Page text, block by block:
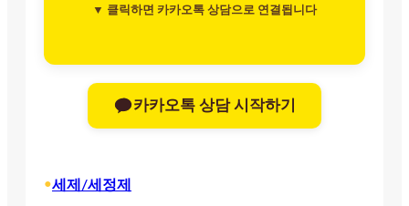
▼ 클릭하면 카카오톡 상담으로 연결됩니다
카카오톡 상담 시작하기
•세제/세정제